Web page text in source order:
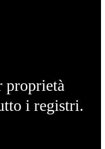
proprietà
i registri.